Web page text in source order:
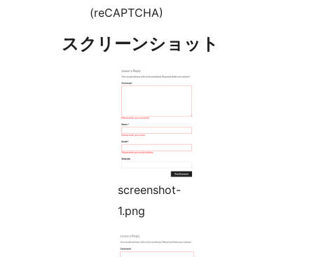
(reCAPTCHA)
スクリーンショット
screenshot-
1.png